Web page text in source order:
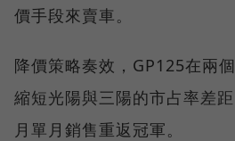
價手段來賣車。
降價策略奏效，GP125在兩
縮短光陽與三陽的市占率差
月單月銷售重返冠軍。